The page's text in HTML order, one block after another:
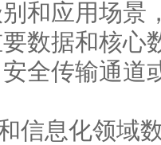
和应用场景
数据和核心
全传输通道
信息化领域